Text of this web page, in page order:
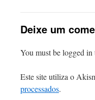
Deixe um
You must be logged in
Este site utiliza o
processados.